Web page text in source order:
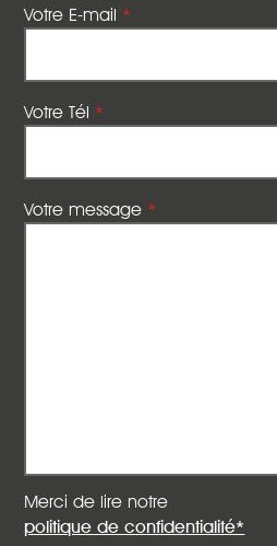
Votre E-mail *
Votre Tél *
Votre message *
Merci de lire notre
politique de confidentialité*